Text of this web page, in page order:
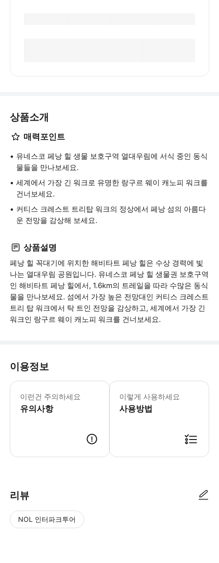
상품소개
매력포인트
유네스코 페낭 힐 생물 보호구역 열대우림에 서식 중인 동식
물들을 만나보세요.
세계에서 가장 긴 워크로 유명한 랑구르 웨이 캐노피 워크를
건너보세요.
커티스 크레스트 트리탑 워크의 정상에서 페낭 섬의 아름다
운 전망을 감상해 보세요.
상품설명
페낭 힐 꼭대기에 위치한 해비타트 페낭 힐은 수상 경력에 빛
나는 열대우림 공원입니다. 유네스코 페낭 힐 생물권 보호구역
인 해비타트 페낭 힐에서, 1.6km의 트레일을 따라 수많은 동식
물을 만나보세요. 섬에서 가장 높은 전망대인 커티스 크레스트
트리 탑 워크에서 탁 트인 전망을 감상하고, 세계에서 가장 긴
워크인 랑구르 웨이 캐노피 워크를 건너보세요.
이용정보
이런건 주의하세요
유의사항
중요 공지: - 페낭 힐 푸니쿨라 열차
이렇게 사용하세요
사용방법
리뷰
NOL 인터파크투어